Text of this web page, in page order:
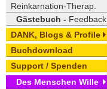
Reinkarnation-Therap.
Gästebuch - Feedback
DANK, Blogs & Profile
Buchdownload
Support / Spenden
Des Menschen Wille